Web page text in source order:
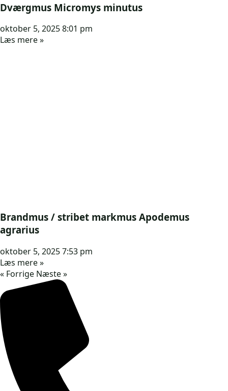
Dværgmus Micromys minutus
oktober 5, 20258:01 pm
Læs mere »
Brandmus / stribet markmus Apodemus
agrarius
oktober 5, 20257:53 pm
Læs mere »
« Forrige Næste »